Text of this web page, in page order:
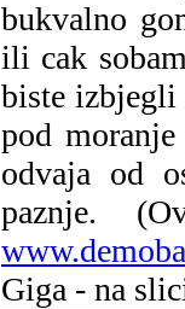
bukvalno
ili cak
biste izbjegli
pod
odvaja od
paznje.
Giga - na